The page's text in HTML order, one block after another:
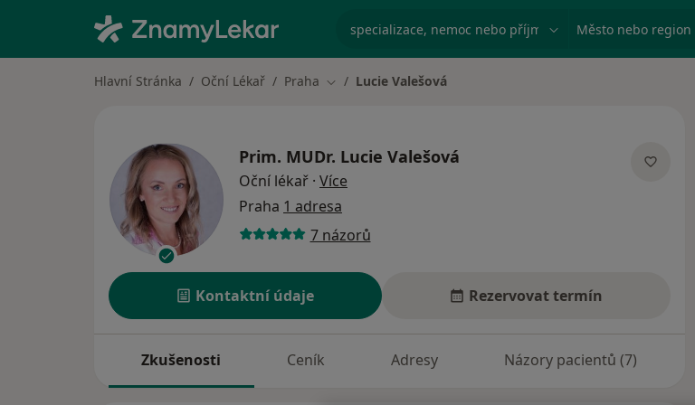
specializace, nemoc nebo příjmení Město nebo region
Hlavní Stránka Oční Lékař Praha Změna města
Lucie Valešová
Prim. MUDr. Lucie Valešová
Oční lékař · Více
Praha 1 adresa
7 názorů
Kontaktní údaje Rezervovat termín
Zkušenosti Ceník Adresy Názory pacientů (7)